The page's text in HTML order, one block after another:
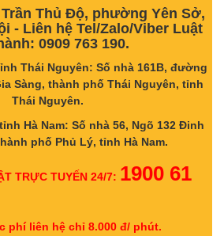
Thủ Độ, phường Yên Sở,
- Liên hệ Tel/Zalo/Viber Luật
0909 763 190.
Thái Nguyên: Số nhà 161B, đường
Sàng, thành phố Thái Nguyên, tỉnh
Thái Nguyên.
Hà Nam: Số nhà 56, Ngõ 132 Đinh
phố Phủ Lý, tỉnh Hà Nam.
TRỰC TUYẾN 24/7: 1900 61
phí liên hệ chỉ 8.000 đ/ phút.